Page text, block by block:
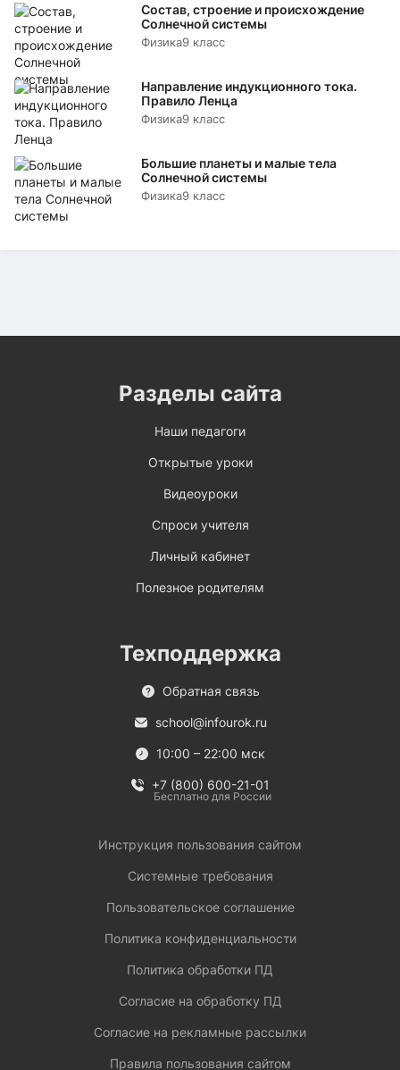
Состав, строение и происхождение
Солнечной системы
Физика9 класс
Направление индукционного тока.
Правило Ленца
Физика9 класс
Большие планеты и малые тела
Солнечной системы
Физика9 класс
Разделы сайта
Наши педагоги
Открытые уроки
Видеоуроки
Спроси учителя
Личный кабинет
Полезное родителям
Техподдержка
Обратная связь
school@infourok.ru
10:00 – 22:00 мск
+7 (800) 600-21-01
Бесплатно для России
Инструкция пользования сайтом
Системные требования
Пользовательское соглашение
Политика конфиденциальности
Политика обработки ПД
Согласие на обработку ПД
Согласие на рекламные рассылки
Правила пользования сайтом